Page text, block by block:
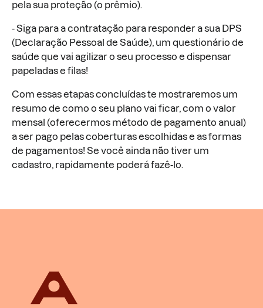
pela sua proteção (o prêmio).
- Siga para a contratação para responder a sua DPS
(Declaração Pessoal de Saúde), um questionário de
saúde que vai agilizar o seu processo e dispensar
papeladas e filas!
Com essas etapas concluídas te mostraremos um
resumo de como o seu plano vai ficar, com o valor
mensal (oferecermos método de pagamento anual)
a ser pago pelas coberturas escolhidas e as formas
de pagamentos! Se você ainda não tiver um
cadastro, rapidamente poderá fazê-lo.